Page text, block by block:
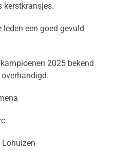
kerstkransjes.
een goed gevuld
2025 bekend